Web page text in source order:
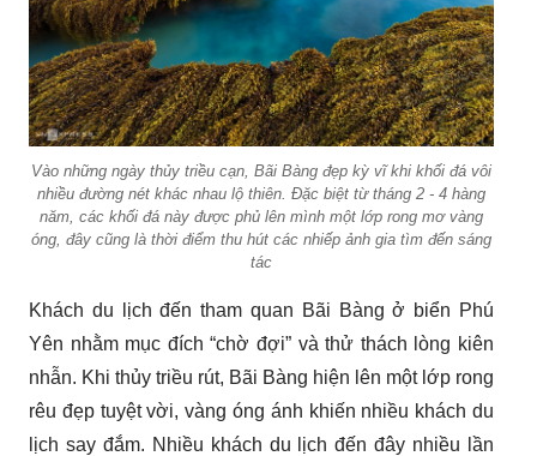
Vào những ngày thủy triều cạn, Bãi Bàng đẹp kỳ vĩ khi khối đá vôi
nhiều đường nét khác nhau lộ thiên. Đặc biệt từ tháng 2 - 4 hàng
năm, các khối đá này được phủ lên mình một lớp rong mơ vàng
óng, đây cũng là thời điểm thu hút các nhiếp ảnh gia tìm đến sáng
tác
Khách du lịch đến tham quan Bãi Bàng ở biển Phú
Yên nhằm mục đích “chờ đợi” và thử thách lòng kiên
nhẫn. Khi thủy triều rút, Bãi Bàng hiện lên một lớp rong
rêu đẹp tuyệt vời, vàng óng ánh khiến nhiều khách du
lịch say đắm. Nhiều khách du lịch đến đây nhiều lần